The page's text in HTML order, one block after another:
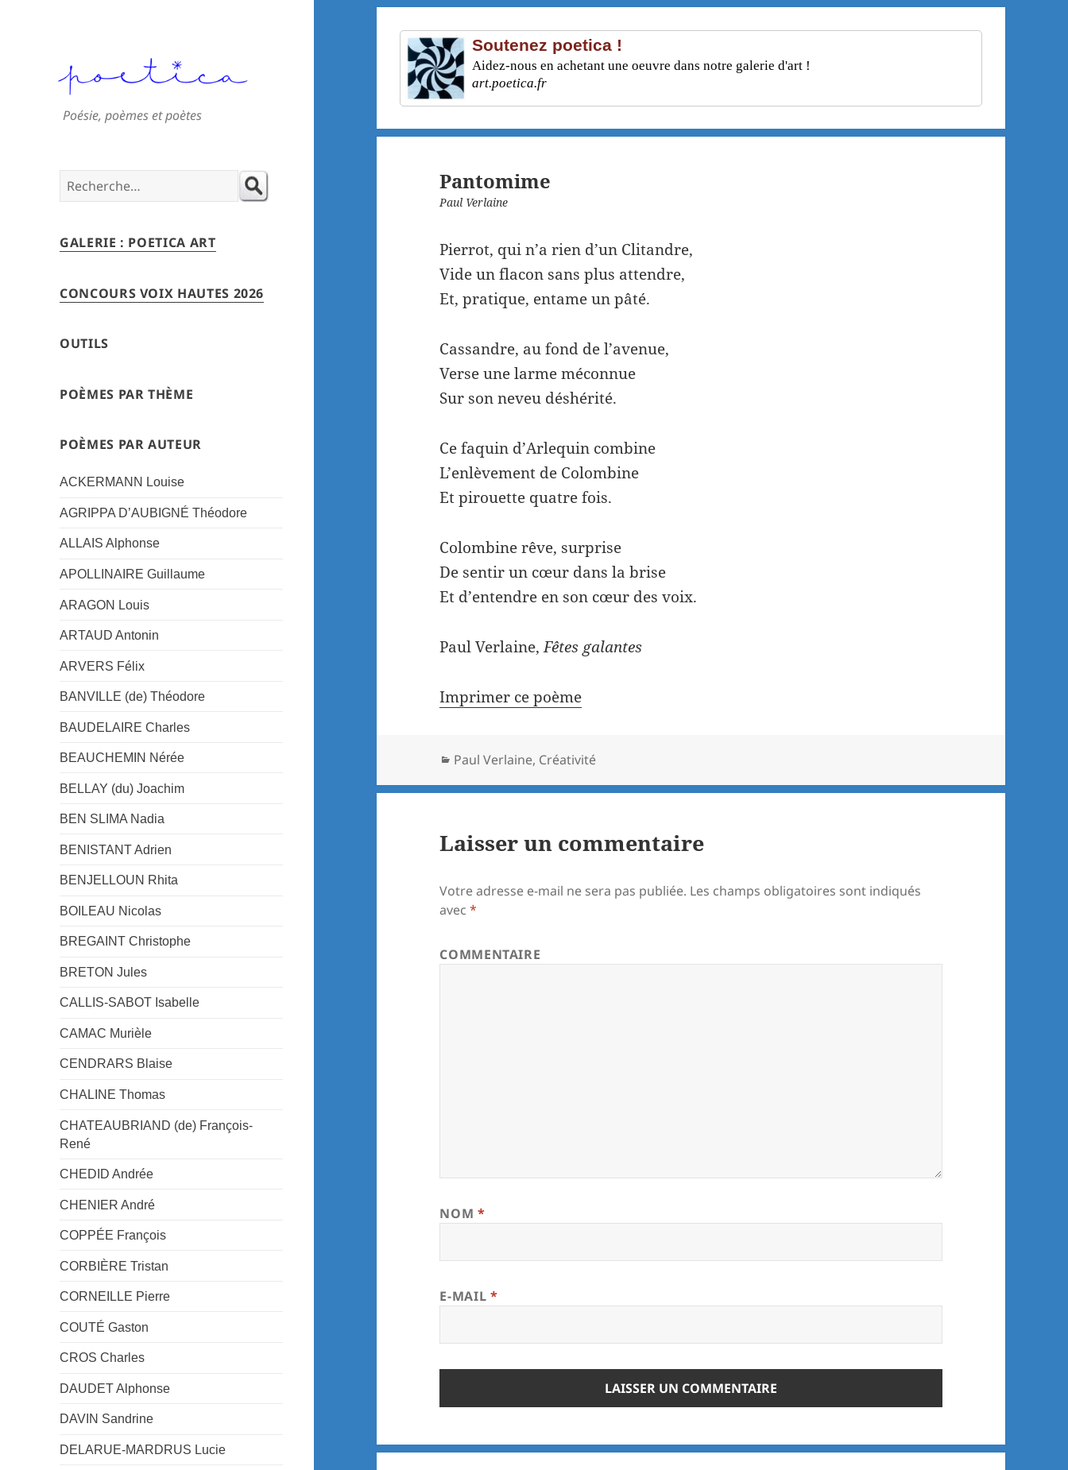
Poésie, poèmes et poètes
Search
for:
GALERIE : POETICA ART
CONCOURS VOIX HAUTES 2026
OUTILS
POÈMES PAR THÈME
POÈMES PAR AUTEUR
ACKERMANN Louise
AGRIPPA D’AUBIGNÉ Théodore
ALLAIS Alphonse
APOLLINAIRE Guillaume
ARAGON Louis
ARTAUD Antonin
ARVERS Félix
BANVILLE (de) Théodore
BAUDELAIRE Charles
BEAUCHEMIN Nérée
BELLAY (du) Joachim
BEN SLIMA Nadia
BENISTANT Adrien
BENJELLOUN Rhita
BOILEAU Nicolas
BREGAINT Christophe
BRETON Jules
CALLIS-SABOT Isabelle
CAMAC Murièle
CENDRARS Blaise
CHALINE Thomas
CHATEAUBRIAND (de) François-
René
CHEDID Andrée
CHENIER André
COPPÉE François
CORBIÈRE Tristan
CORNEILLE Pierre
COUTÉ Gaston
CROS Charles
DAUDET Alphonse
DAVIN Sandrine
DELARUE-MARDRUS Lucie
Soutenez poetica !
Aidez-nous en achetant une oeuvre dans notre galerie d'art !
art.poetica.fr
Pantomime
Paul Verlaine
Pierrot, qui n’a rien d’un Clitandre,
Vide un flacon sans plus attendre,
Et, pratique, entame un pâté.
Cassandre, au fond de l’avenue,
Verse une larme méconnue
Sur son neveu déshérité.
Ce faquin d’Arlequin combine
L’enlèvement de Colombine
Et pirouette quatre fois.
Colombine rêve, surprise
De sentir un cœur dans la brise
Et d’entendre en son cœur des voix.
Paul Verlaine,Fêtes galantes
Imprimer ce poème
Catégories
Paul Verlaine, Créativité
Laisser un commentaire
Votre adresse e-mail ne sera pas publiée. Les champs obligatoires sont indiqués
avec*
COMMENTAIRE
NOM *
E-MAIL *